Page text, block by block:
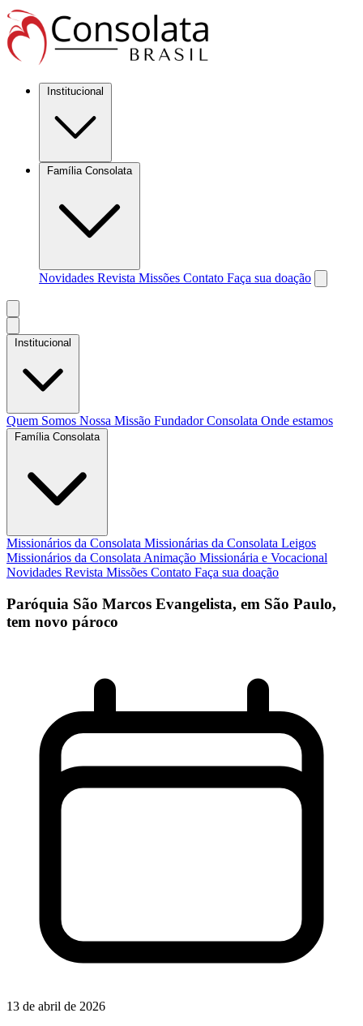
Institucional
Família Consolata
Novidades Revista Missões Contato Faça sua doação
Institucional
Quem Somos Nossa Missão FundadorConsolata Onde estamos
Família Consolata
Missionários da Consolata Missionárias da Consolata Leigos
Missionários da Consolata Animação Missionária e Vocacional
Novidades Revista Missões Contato Faça sua doação
Paróquia São Marcos Evangelista, em São Paulo,
tem novo pároco
13 de abril de 2026